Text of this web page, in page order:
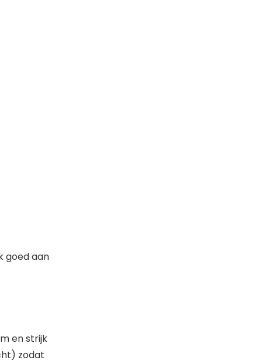
goed aan
en strijk
zodat